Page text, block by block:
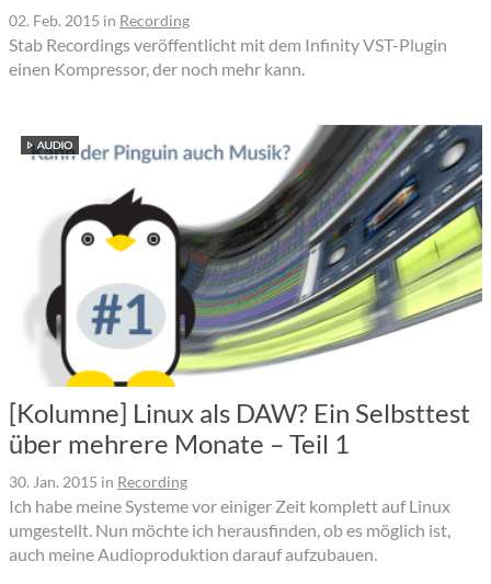
02. Feb. 2015 in Recording
Stab Recordings veröffentlicht mit dem Infinity VST-Plugin
einen Kompressor, der noch mehr kann.
[Kolumne] Linux als DAW? Ein Selbsttest
über mehrere Monate – Teil 1
30. Jan. 2015 in Recording
Ich habe meine Systeme vor einiger Zeit komplett auf Linux
umgestellt. Nun möchte ich herausfinden, ob es möglich ist,
auch meine Audioproduktion darauf aufzubauen.